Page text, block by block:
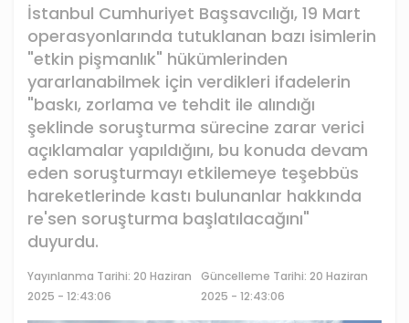
İstanbul Cumhuriyet Başsavcılığı, 19 Mart
operasyonlarında tutuklanan bazı isimlerin
"etkin pişmanlık" hükümlerinden
yararlanabilmek için verdikleri ifadelerin
"baskı, zorlama ve tehdit ile alındığı
şeklinde soruşturma sürecine zarar verici
açıklamalar yapıldığını, bu konuda devam
eden soruşturmayı etkilemeye teşebbüs
hareketlerinde kastı bulunanlar hakkında
re'sen soruşturma başlatılacağını"
duyurdu.
Yayınlanma Tarihi: 20 Haziran
2025 - 12:43:06
Güncelleme Tarihi: 20 Haziran
2025 - 12:43:06